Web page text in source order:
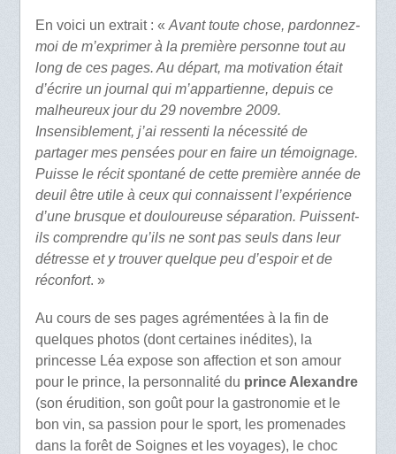
En voici un extrait : « Avant toute chose, pardonnez-
moi de m’exprimer à la première personne tout au
long de ces pages. Au départ, ma motivation était
d’écrire un journal qui m’appartienne, depuis ce
malheureux jour du 29 novembre 2009.
Insensiblement, j’ai ressenti la nécessité de
partager mes pensées pour en faire un témoignage.
Puisse le récit spontané de cette première année de
deuil être utile à ceux qui connaissent l’expérience
d’une brusque et douloureuse séparation. Puissent-
ils comprendre qu’ils ne sont pas seuls dans leur
détresse et y trouver quelque peu d’espoir et de
réconfort. »
Au cours de ses pages agrémentées à la fin de
quelques photos (dont certaines inédites), la
princesse Léa expose son affection et son amour
pour le prince, la personnalité du prince Alexandre
(son érudition, son goût pour la gastronomie et le
bon vin, sa passion pour le sport, les promenades
dans la forêt de Soignes et les voyages), le choc